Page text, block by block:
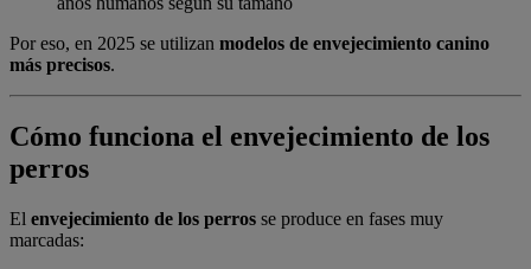
Por eso, en 2025 se utilizan modelos de envejecimiento canino
más precisos.
Cómo funciona el envejecimiento de los
perros
El envejecimiento de los perros se produce en fases muy
marcadas: